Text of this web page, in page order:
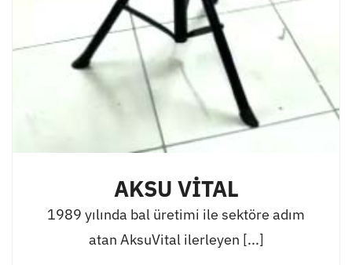
AKSU VİTAL
1989 yılında bal üretimi ile sektöre adım
atan AksuVital ilerleyen [...]